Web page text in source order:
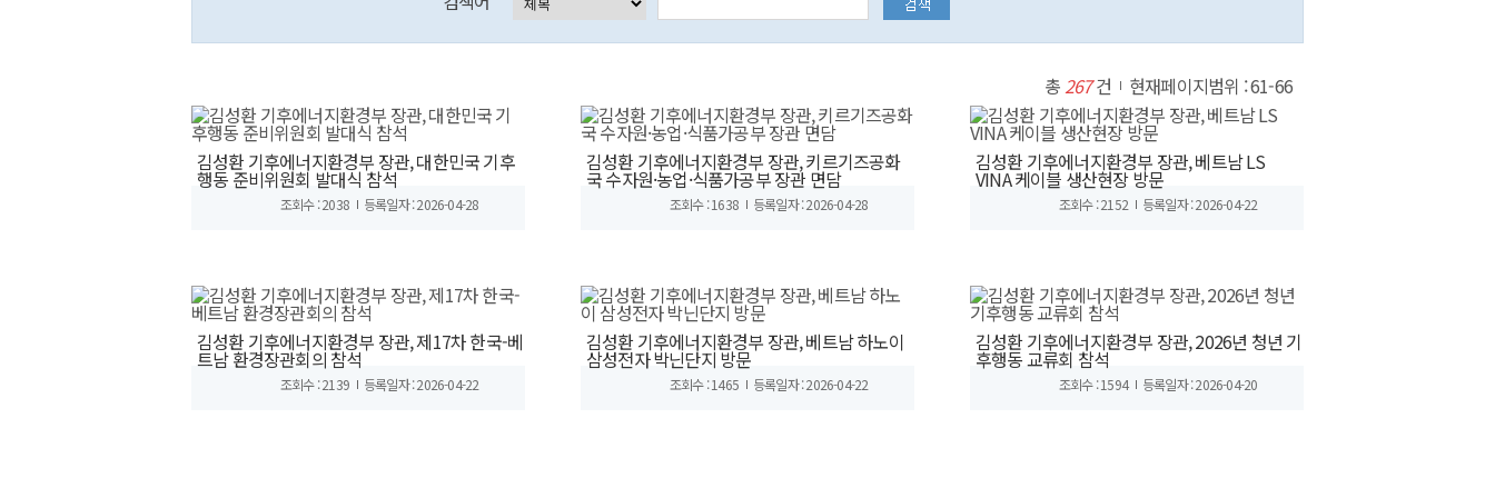
총267건 현재페이지범위 : 61-66
김성환 기후에너지환경부 장관, 대한민국 기후
행동 준비위원회 발대식 참석
조회수 : 2038 등록일자 : 2026-04-28
김성환 기후에너지환경부 장관, 키르기즈공화
국 수자원·농업·식품가공부 장관 면담
조회수 : 1638 등록일자 : 2026-04-28
김성환 기후에너지환경부 장관, 베트남 LS
VINA 케이블 생산현장 방문
조회수 : 2152 등록일자 : 2026-04-22
김성환 기후에너지환경부 장관, 제17차 한국-베
트남 환경장관회의 참석
조회수 : 2139 등록일자 : 2026-04-22
김성환 기후에너지환경부 장관, 베트남 하노이
삼성전자 박닌단지 방문
조회수 : 1465 등록일자 : 2026-04-22
김성환 기후에너지환경부 장관, 2026년 청년 기
후행동 교류회 참석
조회수 : 1594 등록일자 : 2026-04-20